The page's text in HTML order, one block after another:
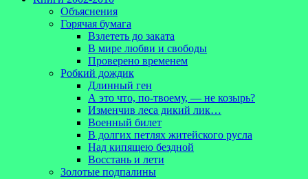
Объяснения
Горячая бумага
Взлететь до заката
В мире любви и свободы
Проверено временем
Робкий дождик
Длинный ген
А это что, по-твоему, — не козырь?
Изменчив леса дикий лик…
Военный билет
В долгих петлях житейского русла
Над кипящею бездной
Восстань и лети
Золотые подпалины